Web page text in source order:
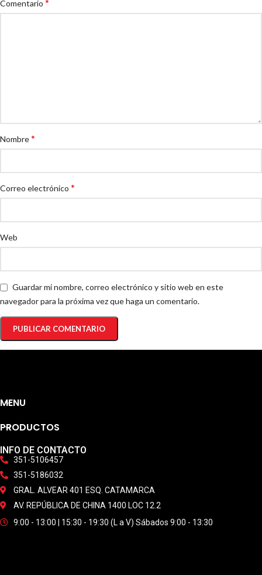
Comentario *
Nombre*
Correo electrónico *
Web
Guardar mi nombre, correo electrónico y sitio web en este
navegador para la próxima vez que haga un comentario.
MENU
PRODUCTOS
INFO DE CONTACTO
351-5106457
351-5186032
GRAL. ALVEAR 401 ESQ. CATAMARCA
AV. REPÚBLICA DE CHINA 1400 LOC 12.2
9:00 - 13:00 | 15:30 - 19:30 (L a V) Sábados 9:00 - 13:30